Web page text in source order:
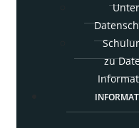
zu